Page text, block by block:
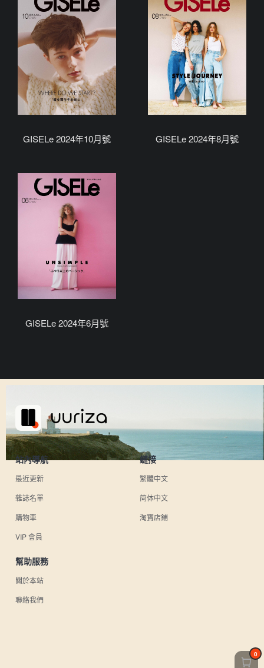
GISELe 2024年10月號 GISELe 2024年8月號
GISELe 2024年6月號
站內導航
最近更新
雜誌名單
購物車
VIP 會員
鏈接
繁體中文
简体中文
淘寶店鋪
幫助服務
關於本站
聯絡我們
0